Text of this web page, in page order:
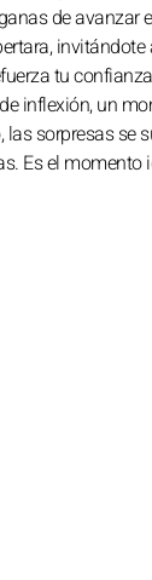
de avanzar
tu
inflexión, un
sorpresas se
Es el